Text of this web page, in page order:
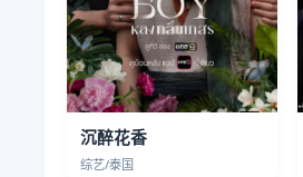
沉醉花香
综艺/泰国